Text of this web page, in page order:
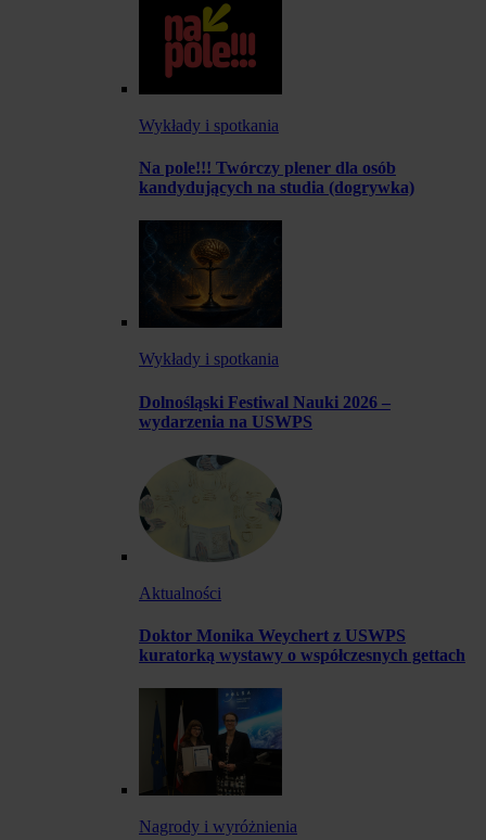
Wykłady i spotkania
Na pole!!! Twórczy plener dla osób
kandydujących na studia (dogrywka)
Wykłady i spotkania
Dolnośląski Festiwal Nauki 2026 –
wydarzenia na USWPS
Aktualności
Doktor Monika Weychert z USWPS
kuratorką wystawy o współczesnych gettach
Nagrody i wyróżnienia